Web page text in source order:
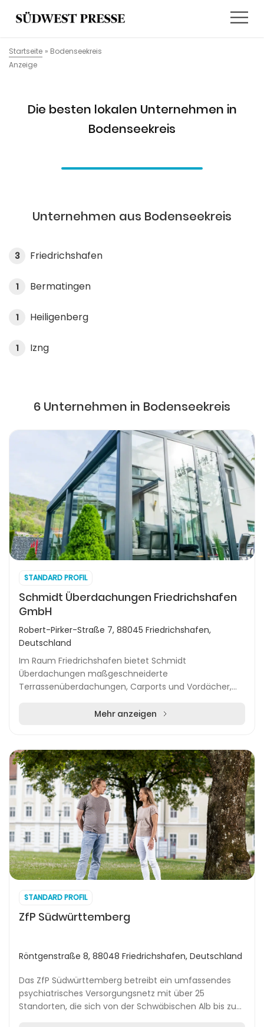
Startseite » Bodenseekreis
Anzeige
Die besten lokalen Unternehmen in
Bodenseekreis
Unternehmen aus Bodenseekreis
3 Friedrichshafen
1 Bermatingen
1 Heiligenberg
1 Izng
6 Unternehmen in Bodenseekreis
STANDARD PROFIL
Schmidt Überdachungen Friedrichshafen
GmbH
Robert-Pirker-Straße 7, 88045 Friedrichshafen,
Deutschland
Im Raum Friedrichshafen bietet Schmidt
Überdachungen maßgeschneiderte
Terrassenüberdachungen, Carports und Vordächer,
Verbundenheit auszeichnen. Das Unterne...
Mehr anzeigen
STANDARD PROFIL
ZfP Südwürttemberg
Röntgenstraße 8, 88048 Friedrichshafen, Deutschland
Das ZfP Südwürttemberg betreibt ein umfassendes
psychiatrisches Versorgungsnetz mit über 25
Standorten, die sich von der Schwäbischen Alb bis zum